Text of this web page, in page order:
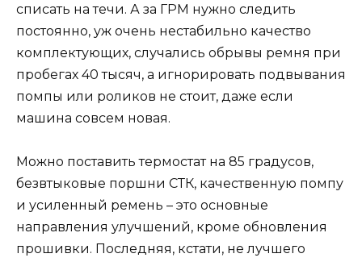
списать на течи. А за ГРМ нужно следить
постоянно, уж очень нестабильно качество
комплектующих, случались обрывы ремня при
пробегах 40 тысяч, а игнорировать подвывания
помпы или роликов не стоит, даже если
машина совсем новая.
Можно поставить термостат на 85 градусов,
безвтыковые поршни СТК, качественную помпу
и усиленный ремень – это основные
направления улучшений, кроме обновления
прошивки. Последняя, кстати, не лучшего